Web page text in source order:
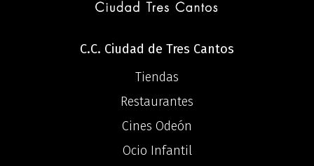
C.C. Ciudad de Tres Cantos
Tiendas
Restaurantes
Cines Odeón
Ocio Infantil